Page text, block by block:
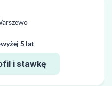
5 lat
i stawkę